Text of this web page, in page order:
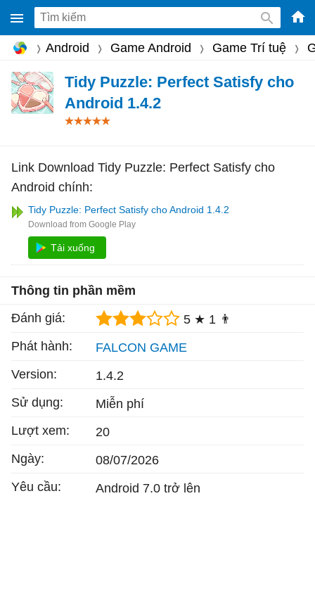
-
Android Game Android Game Trí tuệ
Tidy Puzzle: Perfect Satisfy cho
Android 1.4.2
Link Download Tidy Puzzle: Perfect Satisfy cho
Android chính:
Tidy Puzzle: Perfect Satisfy cho Android 1.4.2
Tải xuống
Thông tin phần mềm
Đánh giá:
5 ★ 1 👨
Phát hành:
FALCON GAME
Version:
1.4.2
Sử dụng:
Miễn phí
Lượt xem:
20
Ngày:
08/07/2026
Yêu cầu:
Android 7.0 trở lên